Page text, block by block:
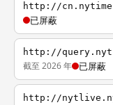
http://
已屏蔽
http://
截至 2026 年 已屏蔽
http://